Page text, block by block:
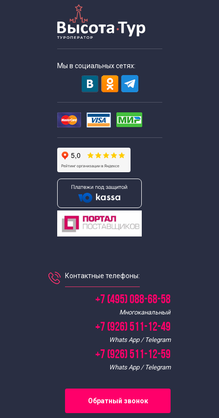
Познавательные экскурсии для школьников
Выездные экскурсии для школьников
Экскурсии для школьников в апреле
Экскурсии для школьников в августе
Экскурсии по Москве для школьников в декабре
Экскурсии для школьников в феврале
Экскурсии для школьников в июне
Экскурсии для школьников в январе
Экскурсии для школьников в мае
Экскурсии для школьников в марте
Экскурсии для школьников в ноябре
Мы в социальных сетях:
Контактные телефоны:
+7 (495) 088-68-58
Многоканальный
+7 (926) 511-12-49
Whats App / Telegram
+7 (926) 511-12-59
Whats App / Telegram
Обратный звонок